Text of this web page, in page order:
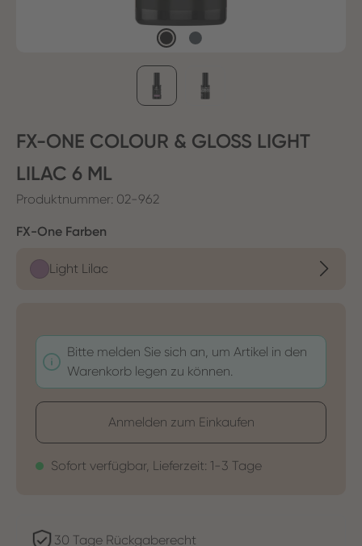
FX-ONE COLOUR & GLOSS LIGHT
LILAC 6 ML
Produktnummer: 02-962
FX-One Farben
Light Lilac
Bitte melden Sie sich an, um Artikel in den
Warenkorb legen zu können.
Anmelden zum Einkaufen
Sofort verfügbar, Lieferzeit: 1-3 Tage
30 Tage Rückgaberecht